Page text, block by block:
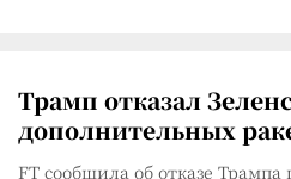
Трамп отказал
дополнительных
FT сообщила об отказе